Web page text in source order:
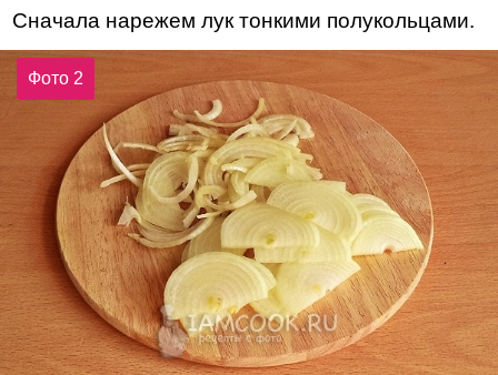
Сначала нарежем лук тонкими полукольцами.
Фото 2